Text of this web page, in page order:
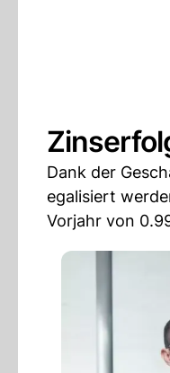
Dank der
egalisiert
Vorjahr von